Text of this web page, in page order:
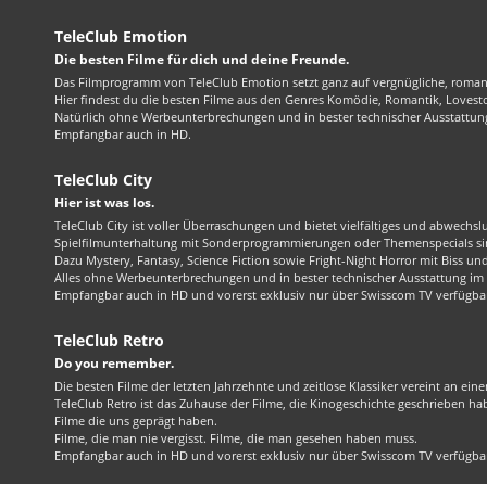
TeleClub Emotion
Die besten Filme für dich und deine Freunde.
Das Filmprogramm von TeleClub Emotion setzt ganz auf vergnügliche,
Hier findest du die besten Filme aus den Genres Komödie, Romantik,
Natürlich ohne Werbeunterbrechungen und in bester technischer
Empfangbar auch in HD.
TeleClub City
Hier ist was los.
TeleClub City ist voller Überraschungen und bietet vielfältiges und
Spielfilmunterhaltung mit Sonderprogrammierungen oder Themenspecials
Dazu Mystery, Fantasy, Science Fiction sowie Fright-Night Horror mit Biss
Alles ohne Werbeunterbrechungen und in bester technischer Ausstattung
Empfangbar auch in HD und vorerst exklusiv nur über Swisscom TV
TeleClub Retro
Do you remember.
Die besten Filme der letzten Jahrzehnte und zeitlose Klassiker vereint an
TeleClub Retro ist das Zuhause der Filme, die Kinogeschichte geschrieben
Filme die uns geprägt haben.
Filme, die man nie vergisst. Filme, die man gesehen haben muss.
Empfangbar auch in HD und vorerst exklusiv nur über Swisscom TV